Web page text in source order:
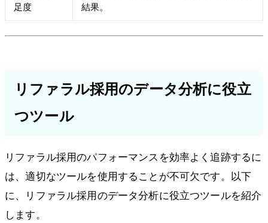
足度
結果。
リファラル採用のデータ分析に役立
つツール
リファラル採用のパフォーマンスを効率よく追跡するに
は、適切なツールを使用することが不可欠です。以下
に、リファラル採用のデータ分析に役立つツールを紹介
します。